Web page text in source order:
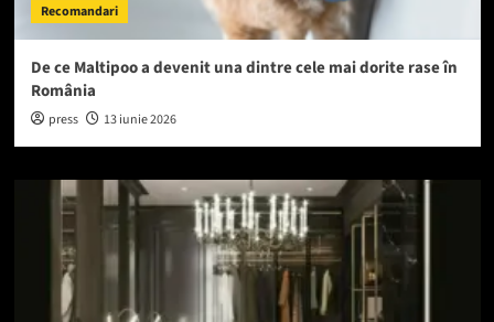
Recomandari
De ce Maltipoo a devenit una dintre cele mai dorite rase în
România
press 13 iunie 2026